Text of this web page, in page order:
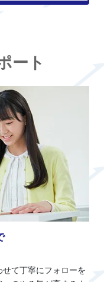
ート
て丁寧にフォローを